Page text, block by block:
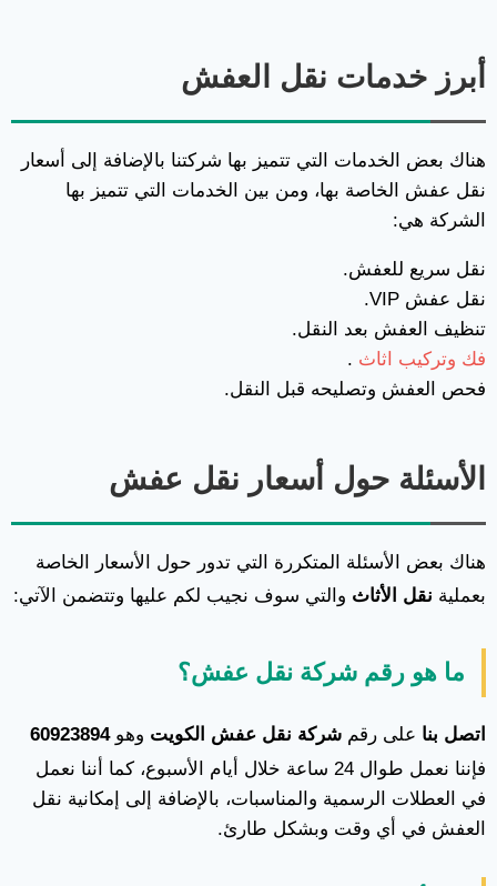
أبرز خدمات نقل العفش
هناك بعض الخدمات التي تتميز بها شركتنا بالإضافة إلى
أسعار
نقل عفش الخاصة بها، ومن بين الخدمات التي تتميز بها
الشركة هي:
نقل سريع للعفش.
نقل عفش VIP.
تنظيف العفش بعد النقل.
فك وتركيب اثاث .
فحص العفش وتصليحه قبل النقل.
الأسئلة حول أسعار نقل عفش
هناك بعض الأسئلة المتكررة التي تدور حول الأسعار الخاصة
بعملية نقل الأثاث والتي سوف نجيب لكم عليها وتتضمن الآتي:
ما هو رقم شركة نقل عفش؟
اتصل بنا على رقم شركة نقل عفش الكويت وهو60923894
فإننا نعمل طوال 24 ساعة خلال أيام الأسبوع، كما أننا نعمل
في العطلات الرسمية والمناسبات، بالإضافة إلى إمكانية نقل
العفش في أي وقت وبشكل طارئ.